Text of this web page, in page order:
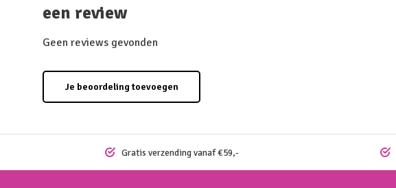
een review
Geen reviews gevonden
Je beoordeling toevoegen
Gratis verzending vanaf €59,-